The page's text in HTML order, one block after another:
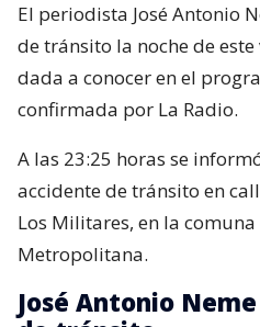
El periodista José Antonio
de tránsito la noche de
dada a conocer en el
confirmada por La Radio.
A las 23:25 horas se
accidente de tránsito en
Los Militares, en la
Metropolitana.
José Antonio